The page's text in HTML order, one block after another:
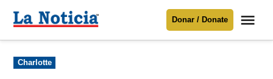
Para mantenerte informado necesitamos
contenido
Noticia
Donar / Donate
Publicado
en
Charlotte